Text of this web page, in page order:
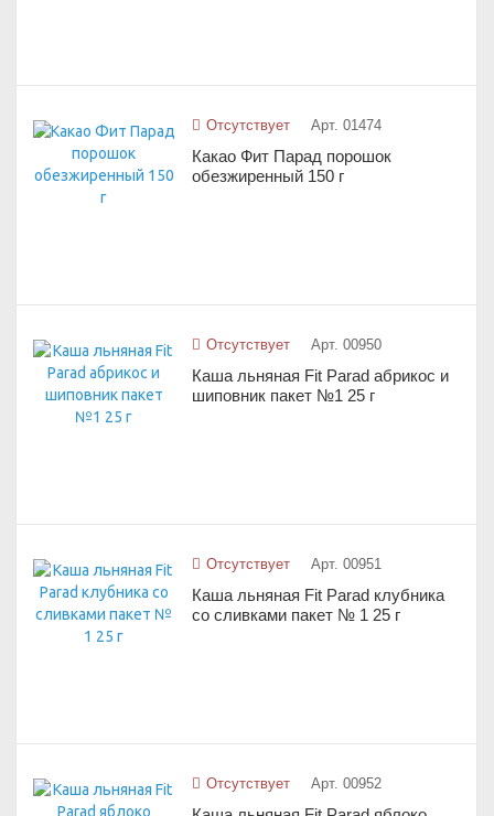
Отсутствует Арт. 01474
Какао Фит Парад порошок
обезжиренный 150 г
Отсутствует Арт. 00950
Каша льняная Fit Parad абрикос и
шиповник пакет №1 25 г
Отсутствует Арт. 00951
Каша льняная Fit Parad клубника
со сливками пакет № 1 25 г
Отсутствует Арт. 00952